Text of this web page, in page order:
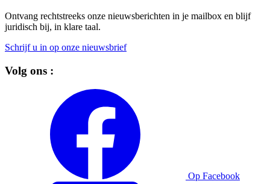
Ontvang rechtstreeks onze nieuwsberichten in je mailbox en blijf
juridisch bij, in klare taal.
Schrijf u in op onze nieuwsbrief
Volg ons :
Op Facebook